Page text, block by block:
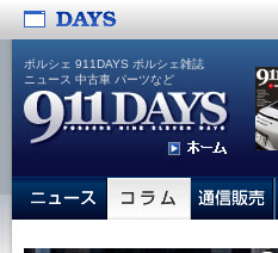
ポルシェ 911DAYS ポルシェ雑誌
ニュース 中古車 パーツなど